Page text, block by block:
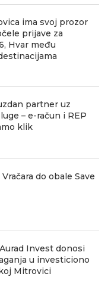
ima svoj prozor
prijave za
Hvar među
partner uz
– e-račun i REP
klik
do obale Save
Invest donosi
u investiciono
Mitrovici